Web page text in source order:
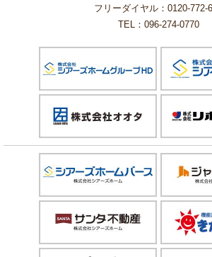
フリーダイヤル：0120-772-
TEL：096-274-0770